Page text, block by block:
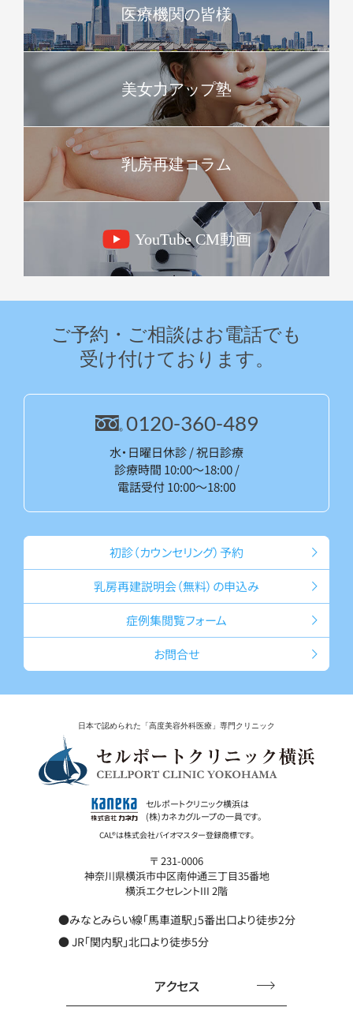
医療機関の皆様
美女力アップ塾
乳房再建コラム
YouTube CM動画
ご予約・ご相談はお電話でも
受け付けております。
0120-360-489
水・日曜日休診 / 祝日診療
診療時間 10:00～18:00 /
電話受付 10:00～18:00
初診（カウンセリング）予約
乳房再建説明会（無料）の申込み
症例集閲覧フォーム
お問合せ
日本で認められた「高度美容外科医療」専門クリニック
セルポートクリニック横浜は
(株)カネカグループの一員です。
〒 231-0006
神奈川県横浜市中区南仲通三丁目35番地
横浜エクセレントIII 2階
●みなとみらい線「馬車道駅」5番出口より徒歩2分
● JR「関内駅」北口より徒歩5分
アクセス